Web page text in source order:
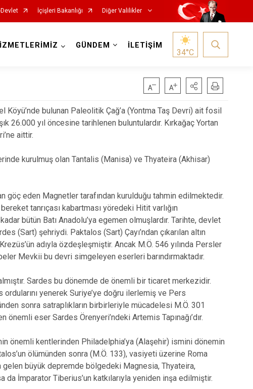
İçişleri Bakanlığı Diğer Valilikler
GÜNDEM İLETİŞİM
34°C
bulunan Paleolitik Çağ’a (Yontma Taş Devri) ait fosil
26.000 yıl öncesine tarihlenen buluntulardır. Kırkağaç Yortan
aittir.
kurulmuş olan Tantalis (Manisa) ve Thyateira (Akhisar)
göç eden Magnetler tarafından kurulduğu tahmin edilmektedir.
tanrıçası kabartması yöredeki Hitit varlığın
bütün Batı Anadolu’ya egemen olmuşlardır. Tarihte, devlet
(Sart) şehriydi. Paktalos (Sart) Çayı’ndan çıkarılan altın
adıyla özdeşleşmiştir. Ancak M.Ö. 546 yılında Persler
Mevkii bu devri simgeleyen eserleri barındırmaktadır.
Sardes bu dönemde de önemli bir ticaret merkezidir.
yenerek Suriye’ye doğru ilerlemiş ve Pers
sonra satraplıkların birbirleriyle mücadelesi M.Ö. 301
eser Sardes Örenyeri’ndeki Artemis Tapınağı’dır.
önemli kentlerinden Philadelphia’ya (Alaşehir) ismini dönemin
ölümünden sonra (M.Ö. 133), vasiyeti üzerine Roma
gelen büyük depremde bölgedeki Magnesia, Thyateira,
İmparator Tiberius’un katkılarıyla yeniden inşa edilmiştir.